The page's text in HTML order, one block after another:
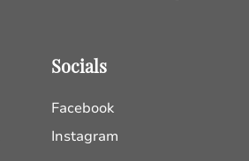
Socials
Facebook
Instagram